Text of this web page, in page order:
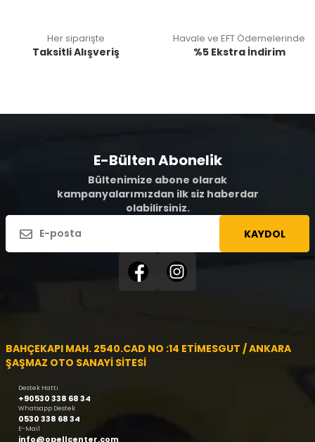
Her siparişte
Taksitli Alışveriş
Havale ve EFT Ödemelerinde
%5 Ekstra İndirim
E-Bülten Abonelik
Bültenimize abone olarak
kampanyalarımızdan ilk siz haberdar
olabilirsiniz.
KAYDOL
BAHÇEKAPI MAH. 2540.CAD NO :14 ETİMESGUT / ANKARA
ŞAŞMAZ OTO SANAYİ SİTESİ
Destek Hattı
+90530 338 68 34
Whatsapp Destek
0530 338 68 34
E-Mail
info@opellcenter.com